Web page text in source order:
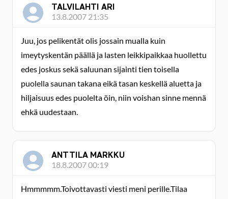
TALVILAHTI ARI
13.8.2007 21:35
Juu, jos pelikentät olis jossain mualla kuin
imeytyskentän päällä ja lasten leikkipaikkaa huollettu
edes joskus sekä saluunan sijainti tien toisella
puolella saunan takana eikä tasan keskellä aluetta ja
hiljaisuus edes puolelta öin, niin voishan sinne mennä
ehkä uudestaan.
ANTTILA MARKKU
18.8.2007 00:19
Hmmmmm.Toivottavasti viesti meni perille.Tilaa